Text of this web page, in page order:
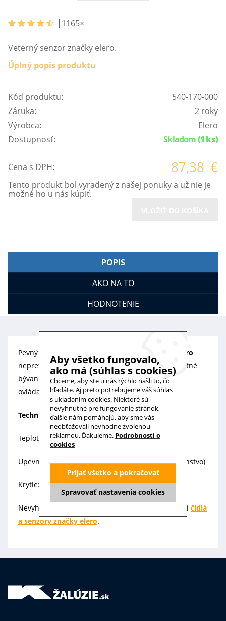
1165×
Veterný senzor značky elero.
Úplný popis produktu
Kód produktu:
540-170-000
Záruka:
2 roky
Výrobca:
Elero
Dostupnosť:
Skladom(1 ks)
Cena s DPH: 87,38 €
Tento produkt bol vyradený z našej ponuky a už nie je
možné ho u nás kúpiť.
POPIS
AKO NA TO
HODNOTENIE
Pevný veterný senzor pre markízy a žalúzie
Ventero
nepretržite meria hodnoty vetra a prináša komfortné
bývanie v interiéri aj exteriéri. Spolupracuje s
ovládacími jednotkami - AeroTec a AeroControl.
Technické údaje:
Teplotný rozsah: -25 °C až 60°C
Upevnenie na stĺp: 60 -80 mm (špeciálne príslušenstvo)
Krytie: IP 43
Nevyhovuje vám tento produkt? Pozrite sa na ďalší čidlá
a senzory značky elero.
Aby všetko fungovalo,
ako má (súhlas s cookies)
Chceme, aby ste u nás rýchlo našli to, čo
hľadáte. Aj preto potrebujeme váš súhlas
s ukladaním cookies. Niektoré sú
nevyhnutné pre fungovanie stránok,
ďalšie nám pomáhajú, aby sme vás
neobťažovali nevhodne zvolenou
reklamou. Ďakujeme. Podrobnosti o
cookies
Spravovať nastavenia cookies
Prijať všetko a pokračovať